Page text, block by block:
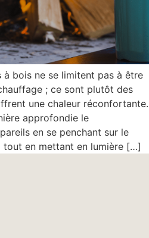
bois ne se limitent pas à être
; ce sont plutôt des
une chaleur réconfortante.
approfondie le
en se penchant sur le
tout en mettant en lumière […]